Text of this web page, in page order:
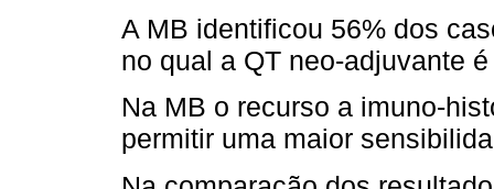
A MB identificou 56% dos
no qual a QT neo-adjuvante
Na MB o recurso a imuno-
permitir uma maior